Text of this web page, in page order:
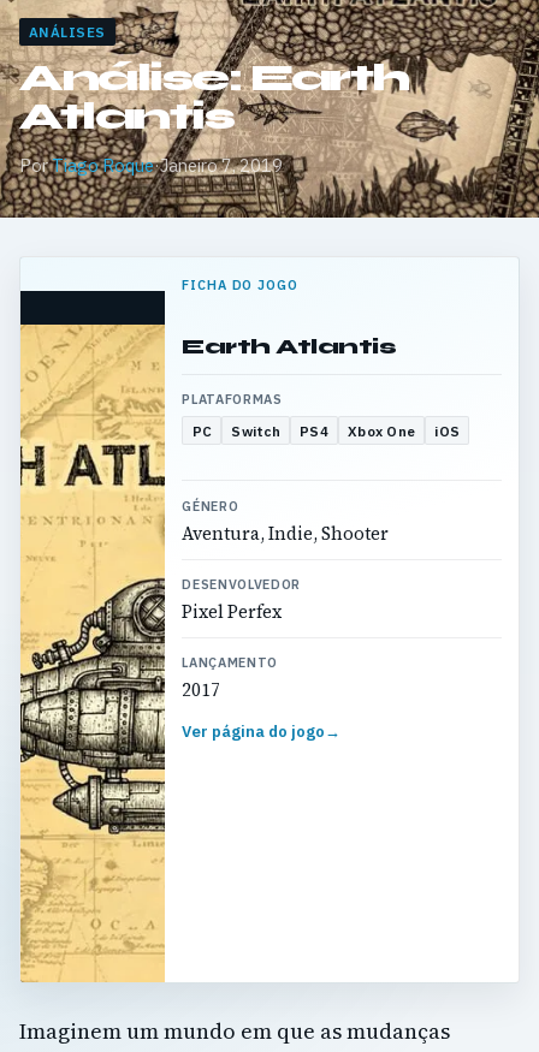
ANÁLISES
Análise: Earth
Atlantis
PorTiago Roque·Janeiro 7, 2019
FICHA DO JOGO
Earth Atlantis
PLATAFORMAS
PC Switch PS4 Xbox One iOS
GÉNERO
Aventura, Indie, Shooter
DESENVOLVEDOR
Pixel Perfex
LANÇAMENTO
2017
Ver página do jogo→
Imaginem um mundo em que as mudanças